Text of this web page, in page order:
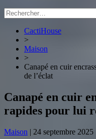
Rechercher :
CactiHouse
>
Maison
>
Canapé en cuir
de l’éclat
Canapé en cuir
rapides pour lui
Maison | 24 septembre 2025